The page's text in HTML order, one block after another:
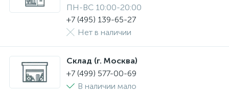
ПН-ВС 10:00-20:00
+7 (495) 139-65-27
Нет в наличии
Склад (г. Москва)
+7 (499) 577-00-69
В наличии мало